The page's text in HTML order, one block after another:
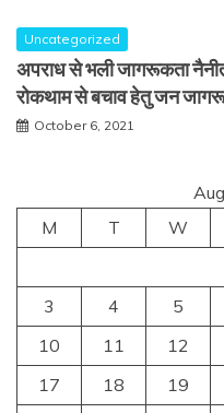
Uncategorized
अपराध से भली जागरूकता
रोकथाम से बचाव हेतु जन
October 6, 2021
M
T W
3
4 5
10
11 12
17
18 19